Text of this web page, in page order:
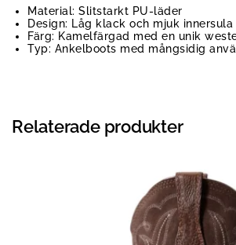
Material: Slitstarkt PU-läder
Design: Låg klack och mjuk innersula
Färg: Kamelfärgad med en unik
Typ: Ankelboots med mångsidig
Relaterade produkter